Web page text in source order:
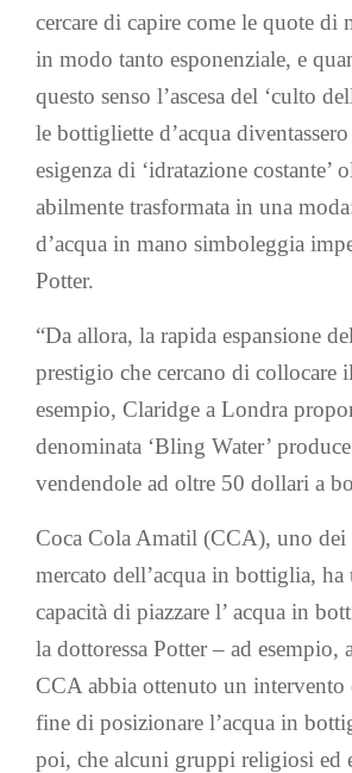
cercare di capire come le quote di
in modo tanto esponenziale, e
questo senso l’ascesa del ‘culto
le bottigliette d’acqua
esigenza di ‘idratazione costante’
abilmente trasformata in una
d’acqua in mano simboleggia
Potter.
“Da allora, la rapida espansione
prestigio che cercano di collocare
esempio, Claridge a Londra
denominata ‘Bling Water’
vendendole ad oltre 50 dollari a
Coca Cola Amatil (CCA), uno
mercato dell’acqua in bottiglia,
capacità di piazzare l’ acqua in
la dottoressa Potter – ad
CCA abbia ottenuto un
fine di posizionare l’acqua in
poi, che alcuni gruppi religiosi ed